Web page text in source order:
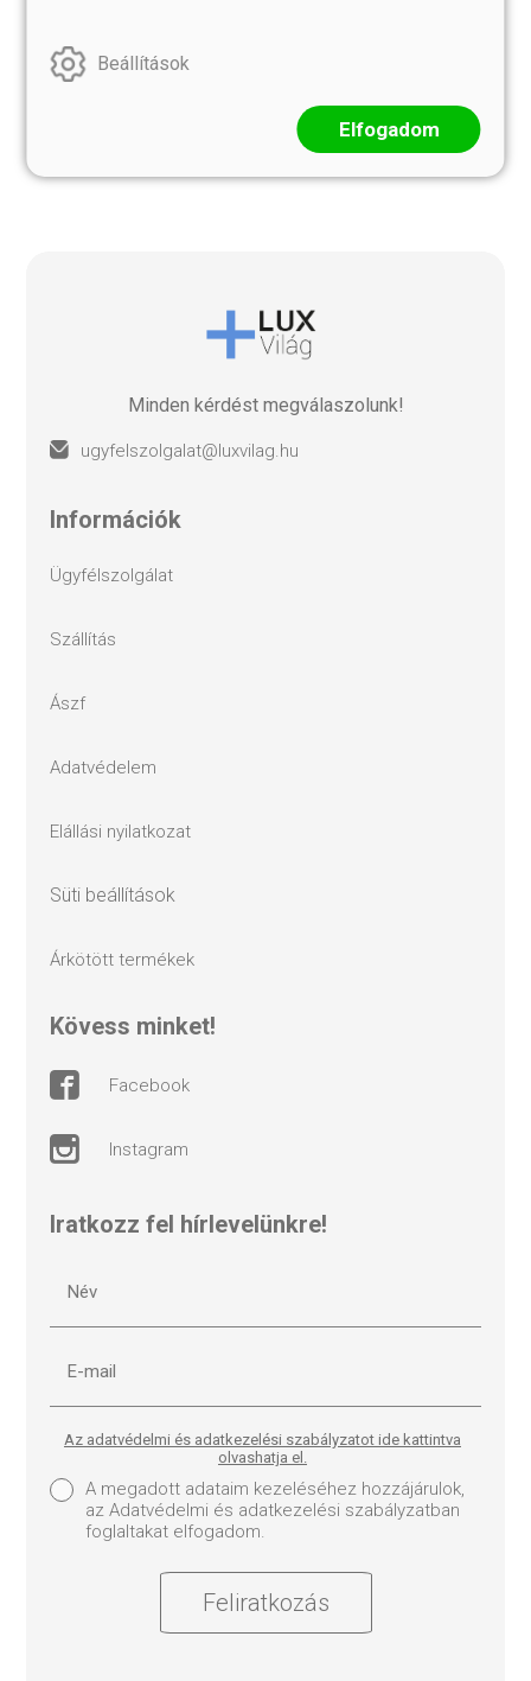
SÁKJAMUNI BUDDHA
THANGKA
126 999 Ft
Minden kérdést megválaszolunk!
ugyfelszolgalat@luxvilag.hu
információk
ügyfélszolgálat
szállítás
ászf
adatvédelem
elállási nyilatkozat
süti beállítások
árkötött termékek
kövess minket!
facebook
instagram
Iratkozz fel hírlevelünkre!
Az adatvédelmi és adatkezelési szabályzatot ide kattintva
olvashatja el.
A megadott adataim kezeléséhez hozzájárulok,
az Adatvédelmi és adatkezelési szabályzatban
foglaltakat elfogadom.
Feliratkozás
Beállítások
Elfogadom